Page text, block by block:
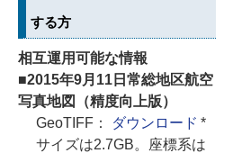
する方
相互運用可能な情報
■2015年9月11日常総地区航空
写真地図（精度向上版）
GeoTIFF：
ダウンロード *
サイズは2.7GB。座標系は